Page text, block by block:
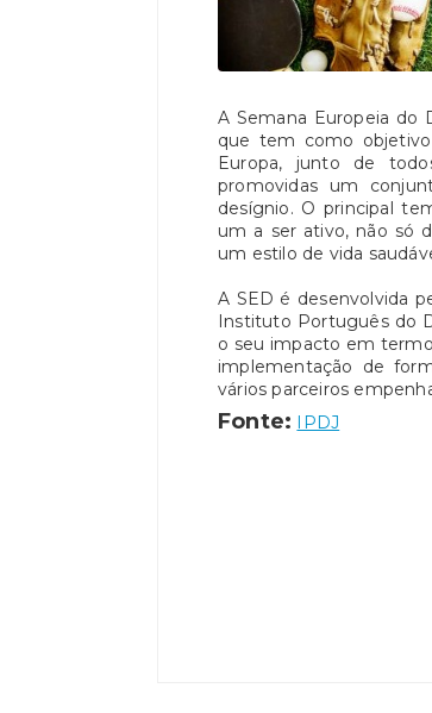
A Semana Europeia do
que tem como
Europa, junto de
promovidas um
desígnio. O principal
um a ser ativo, não só
um estilo de vida
A SED é desenvolvida
Instituto Português do
o seu impacto em
implementação de
vários parceiros
Fonte: IPDJ